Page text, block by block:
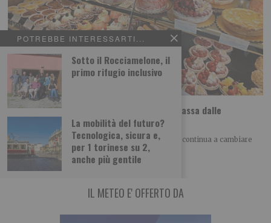
POTREBBE INTERESSARTI...
Sotto il Rocciamelone, il
primo rifugio inclusivo
La mobilità del futuro?
Tecnologica, sicura e,
per 1 torinese su 2,
anche più gentile
Dolci etnici a Torino, il viaggio nel mondo passa dalle
SCOPRI – TO ALLA SCOPERTA DI TORINO Torino continua a cambiare
volto anche attraverso il cibo.
IL METEO E' OFFERTO DA